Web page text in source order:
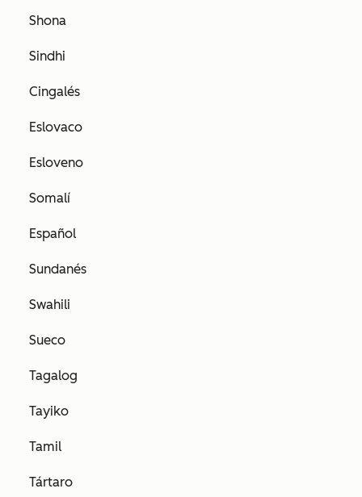
Shona
Sindhi
Cingalés
Eslovaco
Esloveno
Somalí
Español
Sundanés
Swahili
Sueco
Tagalog
Tayiko
Tamil
Tártaro